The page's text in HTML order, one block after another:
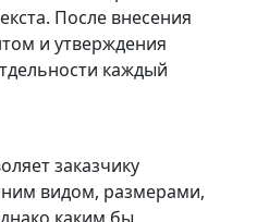
После внесения
и утверждения
каждый
заказчику
видом, размерами,